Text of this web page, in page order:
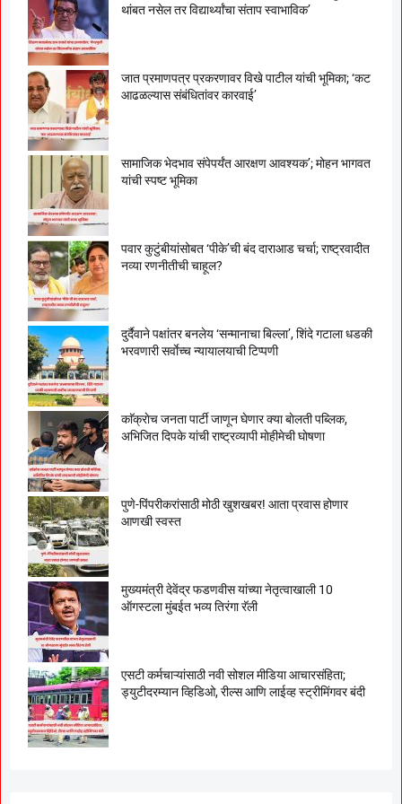
थांबत नसेल तर विद्यार्थ्यांचा संताप स्वाभाविक’
जात प्रमाणपत्र प्रकरणावर विखे पाटील यांची भूमिका; ‘कट
आढळल्यास संबंधितांवर कारवाई’
सामाजिक भेदभाव संपेपर्यंत आरक्षण आवश्यक’; मोहन भागवत
यांची स्पष्ट भूमिका
पवार कुटुंबीयांसोबत ‘पीके’ची बंद दाराआड चर्चा; राष्ट्रवादीत
नव्या रणनीतीची चाहूल?
दुर्दैवाने पक्षांतर बनलेय ‘सन्मानाचा बिल्ला’, शिंदे गटाला धडकी
भरवणारी सर्वाेच्च न्यायालयाची टिप्पणी
काॅक्राेच जनता पार्टी जाणून घेणार क्या बाेलती पब्लिक,
अभिजित दिपके यांची राष्ट्रव्यापी माेहीमेची घाेषणा
पुणे-पिंपरीकरांसाठी मोठी खुशखबर! आता प्रवास होणार
आणखी स्वस्त
मुख्यमंत्री देवेंद्र फडणवीस यांच्या नेतृत्वाखाली 10
ऑगस्टला मुंबईत भव्य तिरंगा रॅली
एसटी कर्मचाऱ्यांसाठी नवी सोशल मीडिया आचारसंहिता;
ड्युटीदरम्यान व्हिडिओ, रील्स आणि लाईव्ह स्ट्रीमिंगवर बंदी